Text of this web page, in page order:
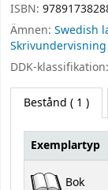
ISBN:
Ämnen: Swedish
Skrivundervisning
DDK-klassifikation:
Bestånd ( 1 )
Exemplartyp
Bok